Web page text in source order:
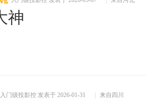
神
入门级投影控 发表于 2026-01-31 来自四川